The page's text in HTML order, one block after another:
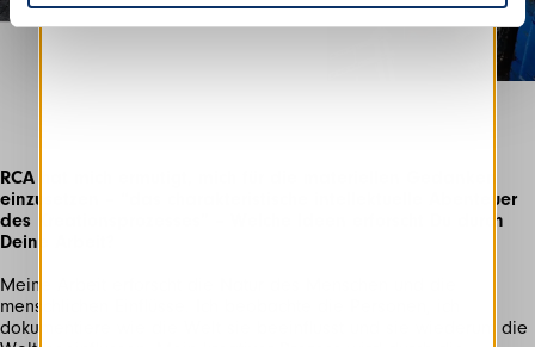
RCA hat mich ermutigt, mich für die materiellen Gedanken
einzusetzen – “das charakteristische intellektuelle Abenteuer
des Kreationsprozesses” – Welche Ideen erforscht Du durch
Deine Arbeit?
Meine Arbeit erforscht die Natur des Menschen und die
menschlichen Einflüsse. Ich beobachte die Personen, ich
dokumentiere wie die Welt sie beeinflusst und sie wiederum die